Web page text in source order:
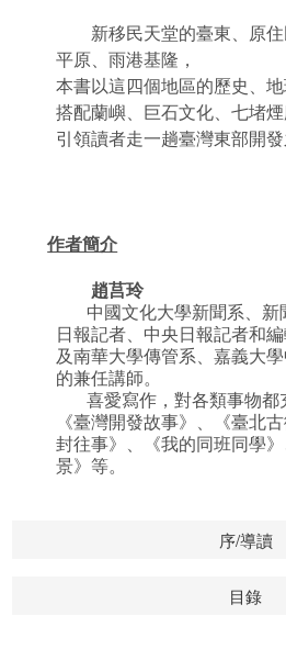
新移民天堂的臺東、原
平原、雨港基隆，
本書以這四個地區的歷史、地
搭配蘭嶼、巨石文化、七堵
引領讀者走一趟臺灣東部開發
作者簡介
趙莒玲
中國文化大學新聞系、新
日報記者、中央日報記者和
及南華大學傳管系、嘉義大
的兼任講師。
喜愛寫作，對各類事物都
《臺灣開發故事》、《臺北
封往事》、《我的同班同學
景》等。
序/導讀
目錄